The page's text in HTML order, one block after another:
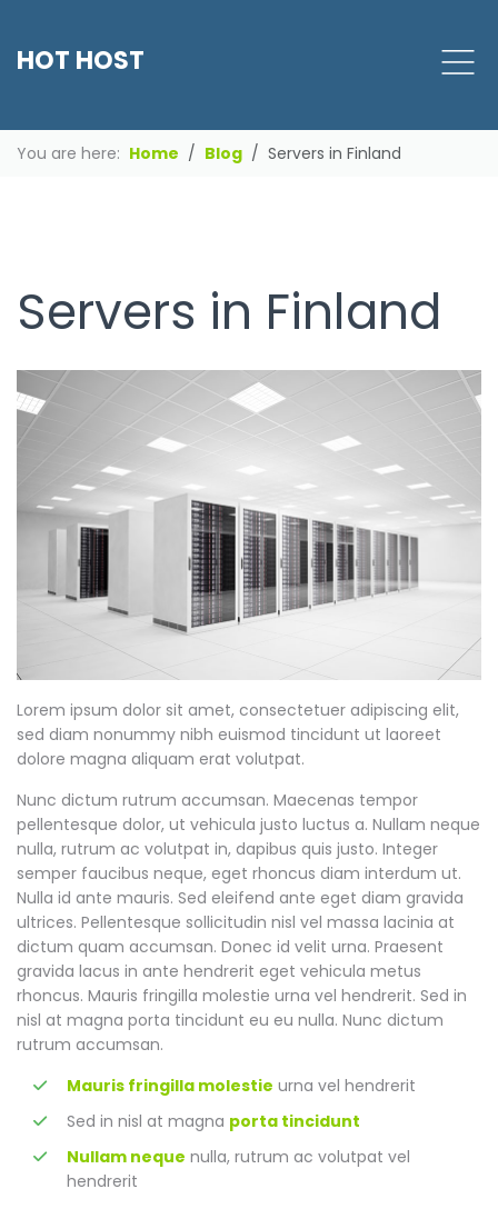
HOT HOST
You are here: Home Blog Servers in Finland
Servers in Finland
Lorem ipsum dolor sit amet, consectetuer adipiscing elit,
sed diam nonummy nibh euismod tincidunt ut laoreet
dolore magna aliquam erat volutpat.
Nunc dictum rutrum accumsan. Maecenas tempor
pellentesque dolor, ut vehicula justo luctus a. Nullam neque
nulla, rutrum ac volutpat in, dapibus quis justo. Integer
semper faucibus neque, eget rhoncus diam interdum ut.
Nulla id ante mauris. Sed eleifend ante eget diam gravida
ultrices. Pellentesque sollicitudin nisl vel massa lacinia at
dictum quam accumsan. Donec id velit urna. Praesent
gravida lacus in ante hendrerit eget vehicula metus
rhoncus. Mauris fringilla molestie urna vel hendrerit. Sed in
nisl at magna porta tincidunt eu eu nulla. Nunc dictum
rutrum accumsan.
Mauris fringilla molestie urna vel hendrerit
Sed in nisl at magna porta tincidunt
Nullam neque nulla, rutrum ac volutpat vel
hendrerit